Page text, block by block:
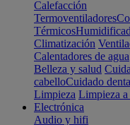
Calefacción
Termoventiladores
Térmicos
Climatización
Calentadores de agua
Belleza y salud
cabelloCuidado
Limpieza Limpieza
Electrónica
Audio y hifi